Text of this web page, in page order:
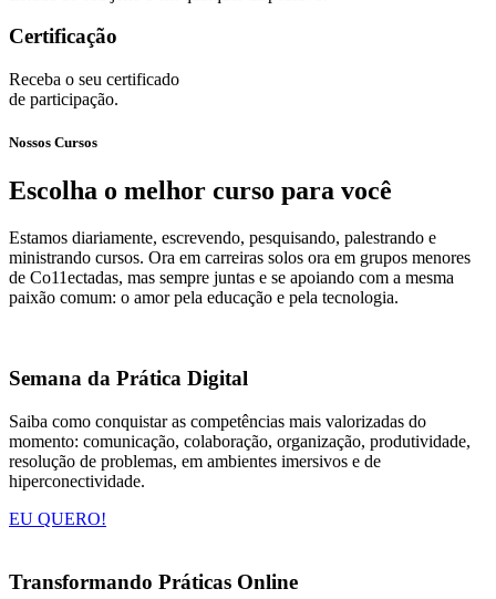
Certificação
Receba o seu certificado
de participação.
Nossos Cursos
Escolha o melhor curso para você
Estamos diariamente, escrevendo, pesquisando, palestrando e
ministrando cursos. Ora em carreiras solos ora em grupos menores
de Co11ectadas, mas sempre juntas e se apoiando com a mesma
paixão comum: o amor pela educação e pela tecnologia.
Semana da Prática Digital
Saiba como conquistar as competências mais valorizadas do
momento: comunicação, colaboração, organização, produtividade,
resolução de problemas, em ambientes imersivos e de
hiperconectividade.
EU QUERO!
Transformando Práticas Online